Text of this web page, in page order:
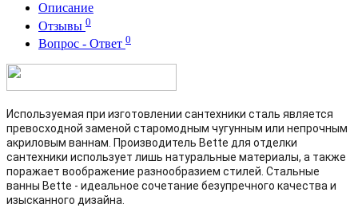
Описание
Отзывы 0
Вопрос - Ответ 0
Используемая при изготовлении сантехники сталь является
превосходной заменой старомодным чугунным или непрочным
акриловым ваннам. Производитель Bette для отделки
сантехники использует лишь натуральные материалы, а также
поражает воображение разнообразием стилей. Стальные
ванны Bette - идеальное сочетание безупречного качества и
изысканного дизайна.